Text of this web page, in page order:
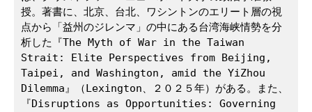
授。著書に、北京、台北、ワシントンのエリート層の視
点から「益州のジレンマ」の中にある台湾海峡情勢を分
析した『The Myth of War in the Taiwan
Strait: Elite Perspectives from Beijing,
Taipei, and Washington, amid the YiZhou
Dilemma』（Lexington、２０２５年）がある。また、
『Disruptions as Opportunities: Governing